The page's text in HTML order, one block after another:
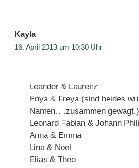
Kayla
16. April 2013 um 10:30 Uhr
Leander & Laurenz
Enya & Freya (sind beides
Namen….zusammen gewagt.)
Leonard Fabian & Johann
Anna & Emma
Lina & Noel
Elias & Theo